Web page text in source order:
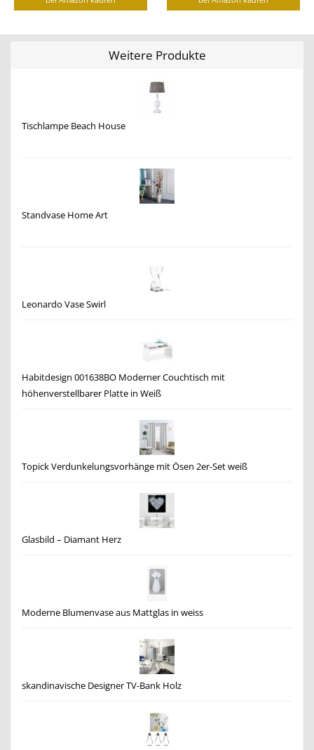
Weitere Produkte
Tischlampe Beach House
Standvase Home Art
Leonardo Vase Swirl
Habitdesign 001638BO Moderner Couchtisch mit
höhenverstellbarer Platte in Weiß
Topick Verdunkelungsvorhänge mit Ösen 2er-Set weiß
Glasbild – Diamant Herz
Moderne Blumenvase aus Mattglas in weiss
skandinavische Designer TV-Bank Holz